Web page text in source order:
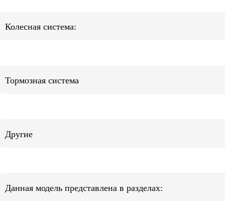
Колесная система:
Тормозная система
Другие
Данная модель представлена в разделах: